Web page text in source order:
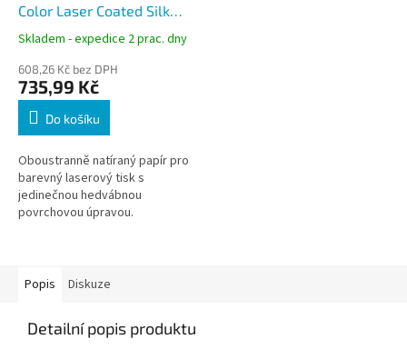
Color Laser Coated Silk
170g, 250 listů, matný
Skladem - expedice 2 prac. dny
608,26 Kč bez DPH
735,99 Kč
Do košíku
Oboustranně natíraný papír pro
barevný laserový tisk s
jedinečnou hedvábnou
povrchovou úpravou.
Popis Diskuze
Detailní popis produktu